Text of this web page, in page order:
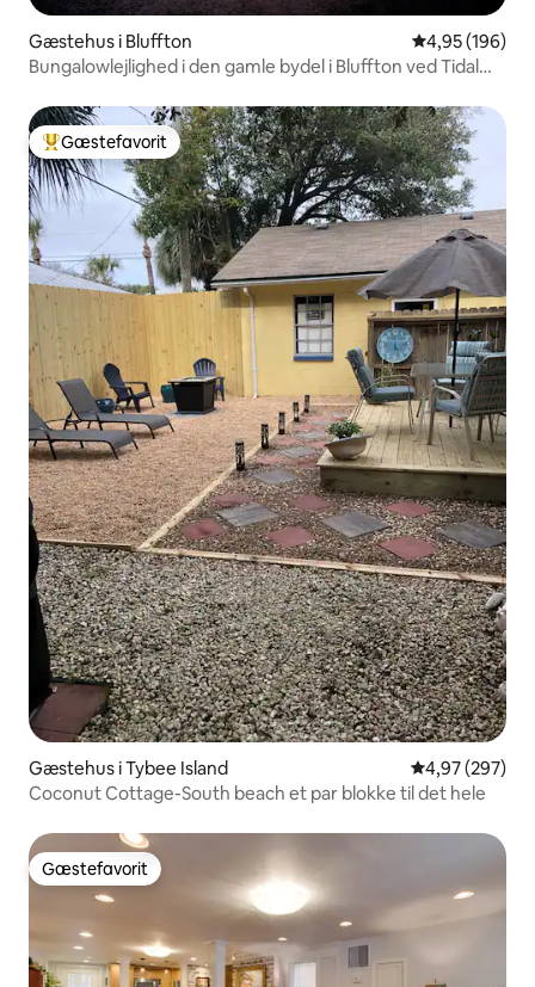
Gæstehus i Bluffton 4,95 ud af 5 i
4,95 (196)
Bungalowlejlighed i den gamle bydel i Bluffton ved Tidal
Bedste gæstefavorit
Gæstefavorit
Gæstehus i Tybee Island 4,97 ud af 5 i
4,97 (297)
Coconut Cottage-South beach et par blokke til det hele
Gæstefavorit
Gæstefavorit